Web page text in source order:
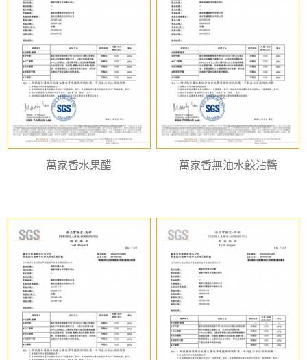
萬家香水果醋 萬家香無油水餃沾醬